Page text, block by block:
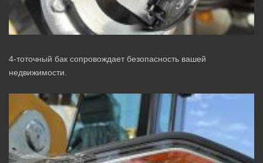
4-тоточный бак сопровождает безопасность вашей
недвижимости.